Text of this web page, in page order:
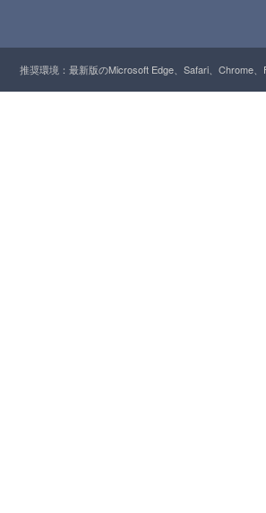
推奨環境：最新版のMicrosoft Edge、Safari、Chrome